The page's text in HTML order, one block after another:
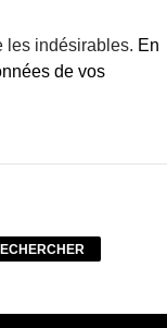
les indésirables. En
de vos